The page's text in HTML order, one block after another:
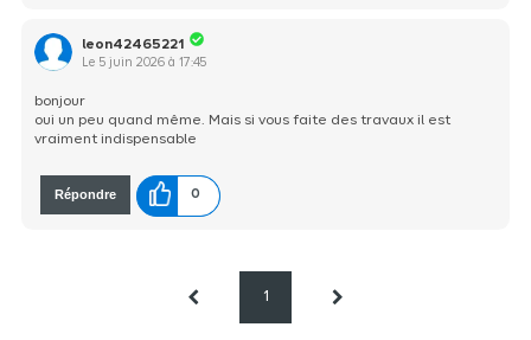
leon42465221
Le5 juin 2026 à17:45
bonjour
oui un peu quand même. Mais si vous faite des travaux il est
vraiment indispensable
Répondre 0
1